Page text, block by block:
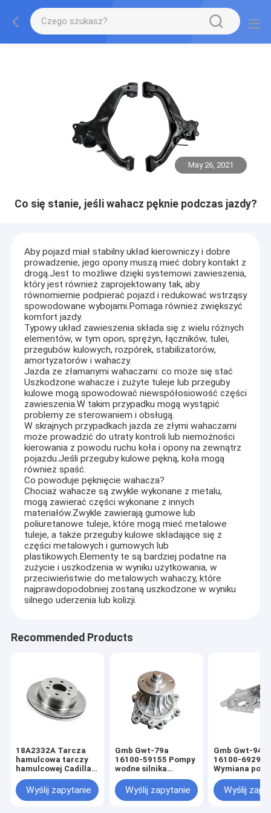
May 26, 2021
Co się stanie, jeśli wahacz pęknie podczas jazdy?
Aby pojazd miał stabilny układ kierowniczy i dobre
prowadzenie, jego opony muszą mieć dobry kontakt z
drogą.Jest to możliwe dzięki systemowi zawieszenia,
który jest również zaprojektowany tak, aby
równomiernie podpierać pojazd i redukować wstrząsy
spowodowane wybojami.Pomaga również zwiększyć
komfort jazdy.
Typowy układ zawieszenia składa się z wielu różnych
elementów, w tym opon, sprężyn, łączników, tulei,
przegubów kulowych, rozpórek, stabilizatorów,
amortyzatorów i wahaczy.
Jazda ze złamanymi wahaczami: co może się stać
Uszkodzone wahacze i zużyte tuleje lub przeguby
kulowe mogą spowodować niewspółosiowość części
zawieszenia.W takim przypadku mogą wystąpić
problemy ze sterowaniem i obsługą.
W skrajnych przypadkach jazda ze złymi wahaczami
może prowadzić do utraty kontroli lub niemożności
kierowania z powodu ruchu koła i opony na zewnątrz
pojazdu.Jeśli przeguby kulowe pękną, koła mogą
również spaść.
Co powoduje pęknięcie wahacza?
Chociaż wahacze są zwykle wykonane z metalu,
mogą zawierać części wykonane z innych
materiałów.Zwykle zawierają gumowe lub
poliuretanowe tuleje, które mogą mieć metalowe
tuleje, a także przeguby kulowe składające się z
części metalowych i gumowych lub
plastikowych.Elementy te są bardziej podatne na
zużycie i uszkodzenia w wyniku użytkowania, w
przeciwieństwie do metalowych wahaczy, które
najprawdopodobniej zostaną uszkodzone w wyniku
silnego uderzenia lub kolizji.
Recommended Products
18A2332A Tarcza
hamulcowa tarczy
hamulcowej Cadillac
Escalade
Samochodowe
tarcze hamulcowe
Wyślij zapytanie
Gmb Gwt-79a
16100-59155 Pompy
wodne silnika
samochodowego do
Toyoty 2L 3L
Wyślij zapytanie
Gmb Gwt-94a
16100-69295
Wymiana
wodnej Toyota
Avensis
Wyślij